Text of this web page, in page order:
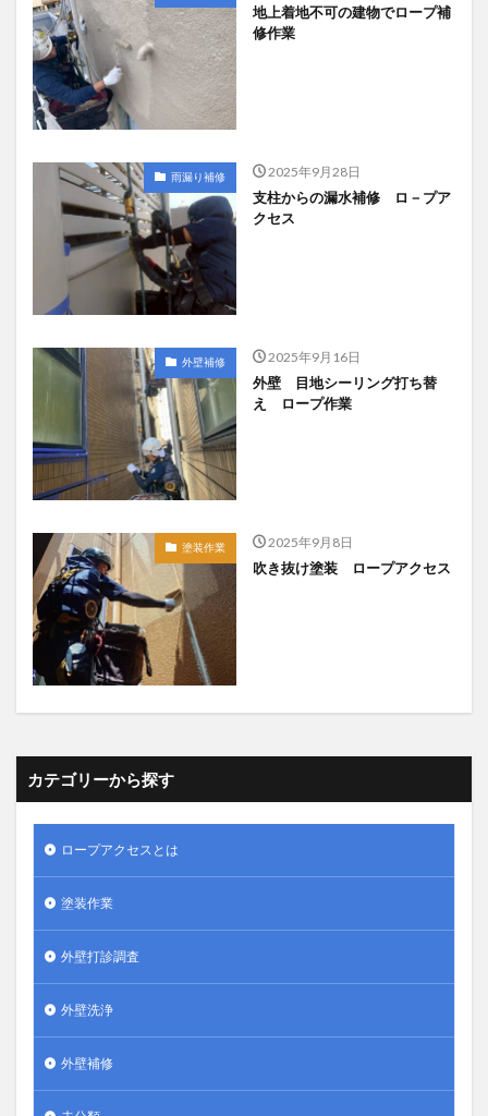
地上着地不可の建物でロープ補
修作業
雨漏り補修 2025年9月28日
支柱からの漏水補修 ロ－プア
クセス
外壁補修 2025年9月16日
外壁 目地シーリング打ち替
え ロープ作業
塗装作業 2025年9月8日
吹き抜け塗装 ロープアクセス
カテゴリーから探す
ロープアクセスとは
塗装作業
外壁打診調査
外壁洗浄
外壁補修